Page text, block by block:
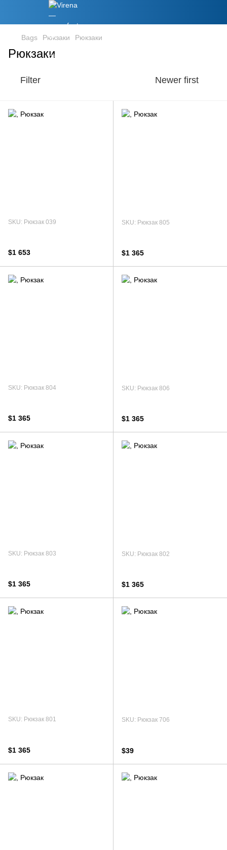
Bags Рюкзаки Рюкзаки
Рюкзаки
Filter Newer first
SKU: Рюкзак 039
$1 653
SKU: Рюкзак 805
$1 365
SKU: Рюкзак 804
$1 365
SKU: Рюкзак 806
$1 365
SKU: Рюкзак 803
$1 365
SKU: Рюкзак 802
$1 365
SKU: Рюкзак 801
$1 365
SKU: Рюкзак 706
$39